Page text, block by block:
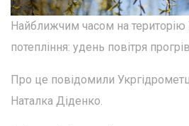
Найближчим часом на територію
потепління: удень повітря
Про це повідомили
Наталка Діденко.